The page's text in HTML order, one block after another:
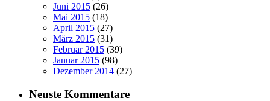
Juni 2015 (26)
Mai 2015 (18)
April 2015 (27)
März 2015 (31)
Februar 2015 (39)
Januar 2015 (98)
Dezember 2014 (27)
Neuste Kommentare